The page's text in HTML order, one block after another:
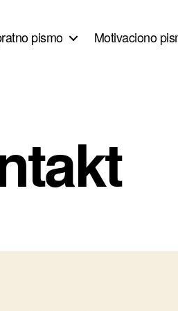
pismo Motivaciono